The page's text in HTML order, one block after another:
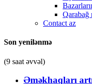
Qarabağ
Contact az
Son yenilənmə
(9 saat əvvəl)
Əməkhaqları